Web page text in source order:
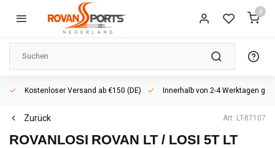
0
Kostenloser Versand ab €150 (DE) Innerhalb von 2-4 Werktagen
Zurück Art: LT-87107
ROVANLOSI ROVAN LT / LOSI 5T LT